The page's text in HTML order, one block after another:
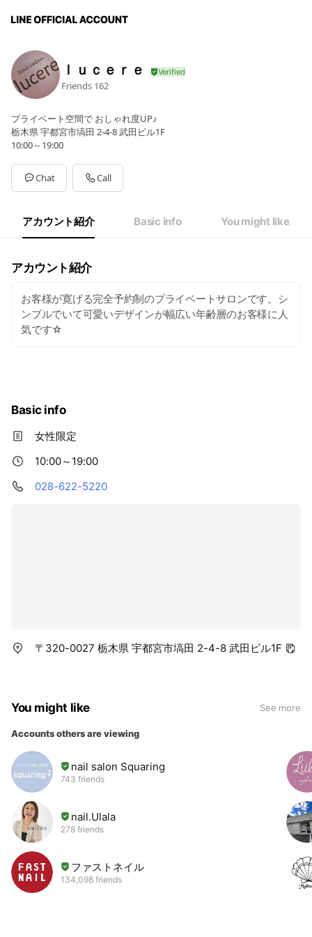
ｌｕｃｅｒｅ
Friends 162
プライベート空間で おしゃれ度UP♪
栃木県 宇都宮市塙田 2-4-8 武田ビル1F
10:00～19:00
Chat Call
アカウント紹介 Basic info You might like
アカウント紹介
お客様が寛げる完全予約制のプライベートサロンです。シ
ンプルでいて可愛いデザインが幅広い年齢層のお客様に人
気です☆
Basic info
女性限定
10:00～19:00
028-622-5220
〒320-0027 栃木県 宇都宮市塙田 2-4-8 武田ビル1F
You might like See more
Accounts others are viewing
nail salon Squaring
743 friends
nail.Ulala
278 friends
ファストネイル
134,098 friends